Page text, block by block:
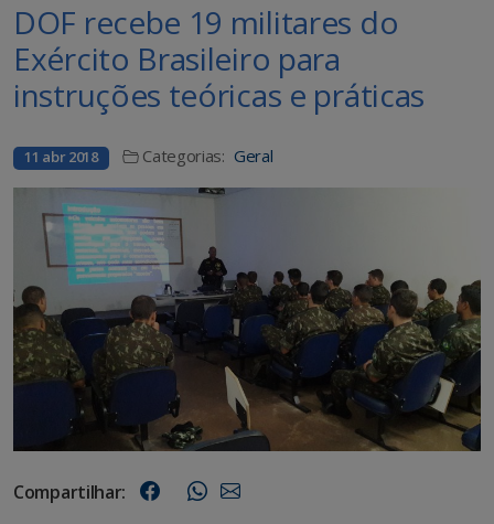
DOF recebe 19 militares do
Exército Brasileiro para
instruções teóricas e práticas
11 abr 2018 Categorias: Geral
Compartilhar: